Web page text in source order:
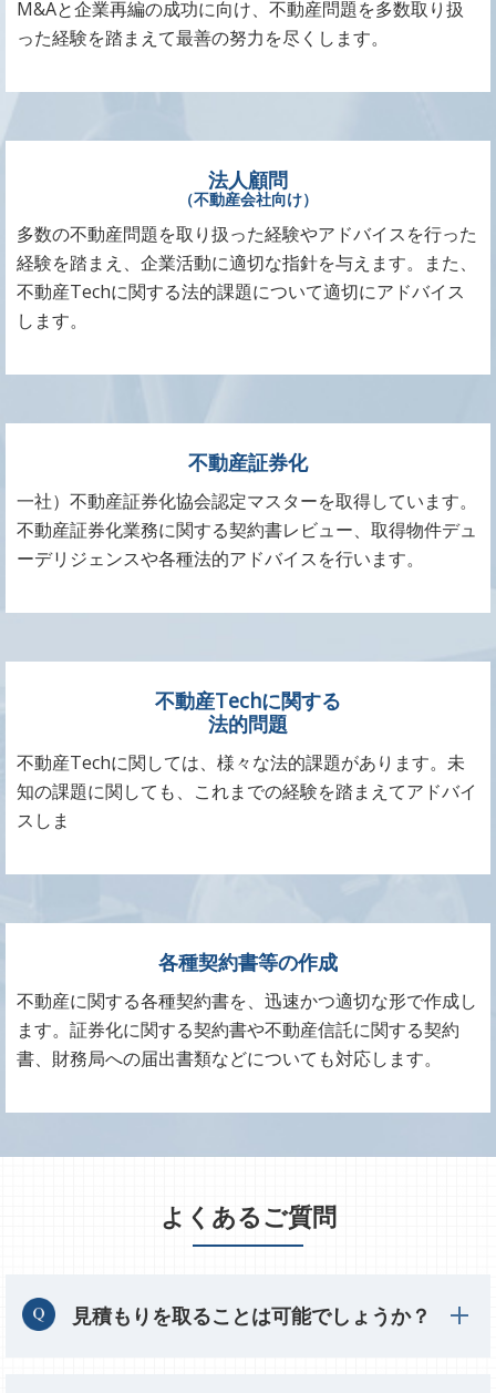
M&Aと企業再編の成功に向け、不動産問題を多数取り扱
った経験を踏まえて最善の努力を尽くします。
法人顧問
（不動産会社向け）
多数の不動産問題を取り扱った経験やアドバイスを行った
経験を踏まえ、企業活動に適切な指針を与えます。また、
不動産Techに関する法的課題について適切にアドバイス
します。
不動産証券化
一社）不動産証券化協会認定マスターを取得しています。
不動産証券化業務に関する契約書レビュー、取得物件デュ
ーデリジェンスや各種法的アドバイスを行います。
不動産Techに関する
法的問題
不動産Techに関しては、様々な法的課題があります。未
知の課題に関しても、これまでの経験を踏まえてアドバイ
スしま
各種契約書等の作成
不動産に関する各種契約書を、迅速かつ適切な形で作成し
ます。証券化に関する契約書や不動産信託に関する契約
書、財務局への届出書類などについても対応します。
よくあるご質問
見積もりを取ることは可能でしょうか？